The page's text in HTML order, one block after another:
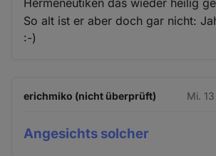
So alt ist er aber doch gar nicht:
:-)
erichmiko (nicht überprüft) Mi.
Angesichts solcher